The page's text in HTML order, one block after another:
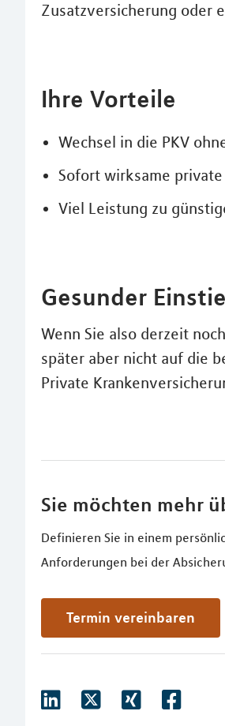
Zusatzversicherung oder
Ihre Vorteile
Wechsel in die PKV
Sofort wirksame
Viel Leistung zu
Gesunder
Wenn Sie also derzeit
später aber nicht auf die
Private
Sie möchten mehr
Definieren Sie in einem
Anforderungen bei der
Termin vereinbaren